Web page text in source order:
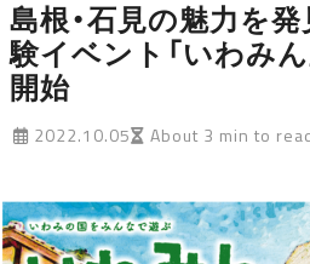
島根・石見の魅力を
験イベント「いわみ
開始
2022.10.05 About 3 min to